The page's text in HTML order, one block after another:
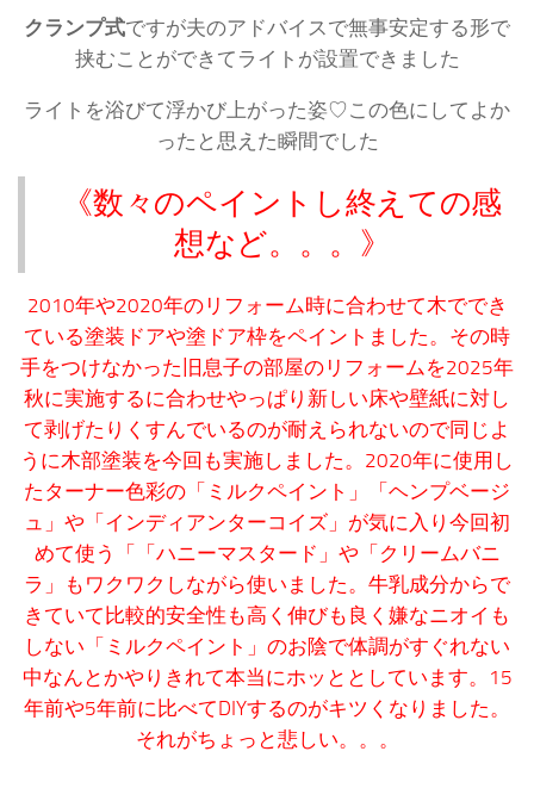
クランプ式ですが夫のアドバイスで無事安定する形で
挟むことができてライトが設置できました
ライトを浴びて浮かび上がった姿♡この色にしてよか
ったと思えた瞬間でした
《数々のペイントし終えての感
想など。。。》
2010年や2020年のリフォーム時に合わせて木ででき
ている塗装ドアや塗ドア枠をペイントました。その時
手をつけなかった旧息子の部屋のリフォームを2025年
秋に実施するに合わせやっぱり新しい床や壁紙に対し
て剥げたりくすんでいるのが耐えられないので同じよ
うに木部塗装を今回も実施しました。2020年に使用し
たターナー色彩の「ミルクペイント」「ヘンプベージ
ュ」や「インディアンターコイズ」が気に入り今回初
めて使う「「ハニーマスタード」や「クリームバニ
ラ」もワクワクしながら使いました。牛乳成分からで
きていて比較的安全性も高く伸びも良く嫌なニオイも
しない「ミルクペイント」のお陰で体調がすぐれない
中なんとかやりきれて本当にホッととしています。15
年前や5年前に比べてDIYするのがキツくなりました。
それがちょっと悲しい。。。